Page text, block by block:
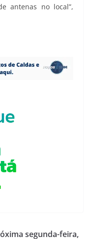
antenas no local”,
segunda-feira,